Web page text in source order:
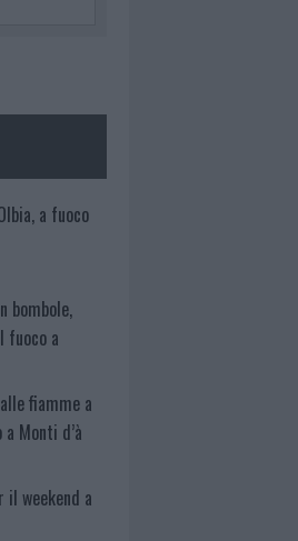
a fuoco
bombole,
fuoco a
fiamme a
Monti d’à
il weekend a